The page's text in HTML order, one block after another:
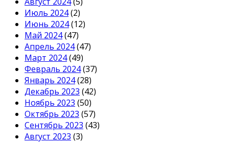
Июль 2024(2)
Июнь 2024(12)
Май 2024(47)
Апрель 2024(47)
Март 2024(49)
Февраль 2024(37)
Январь 2024(28)
Декабрь 2023 (42)
Ноябрь 2023 (50)
Октябрь 2023 (57)
Сентябрь 2023 (43)
Август 2023 (3)